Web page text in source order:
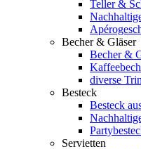
Teller &
Becher & Gläser
Becher &
diverse
Besteck
Besteck
Servietten